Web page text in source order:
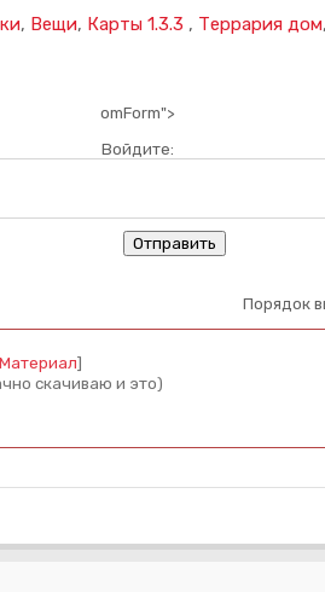
, Вещи, Карты 1.3.3 , Террария дом,
omForm">
Войдите:
Отправить
Порядок
Материал]
скачиваю и это)